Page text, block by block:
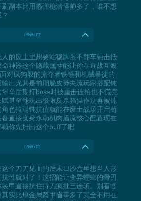
副本比用霰弹枪清怪帅多了，谁不想
LShift+F2
的废土里想要站稳脚跟不翻车钝击抵
神器这个隐藏属性能让你在近战互殴
对疯狗般的掠夺者铁锤和机械暴徒的
出尤其是前期脆皮莽夫流玩家搭配钝
垒后期打boss时被重击连招也不慌完
甚至能玩出极限反杀骚操作别再被钝
色拉满钝抗值就能在废土战场开启苟
直接变身永动机肉盾流核心配置现在
你先肝出这个buff了吧
LShift+F3
这个刀刀见血的后末日沙盒里想当人形
性就对了！这招能让变异螳螂的骨刃
甲直接抗住持刀疯批三连斩。别看官
实比刷金属盔甲省事多了完全不用在